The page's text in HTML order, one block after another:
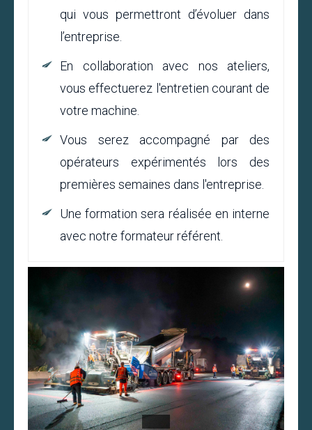
qui vous permettront d’évoluer dans
l’entreprise.
En collaboration avec nos ateliers,
vous effectuerez l'entretien courant de
votre machine.
Vous serez accompagné par des
opérateurs expérimentés lors des
premières semaines dans l'entreprise.
Une formation sera réalisée en interne
avec notre formateur référent.